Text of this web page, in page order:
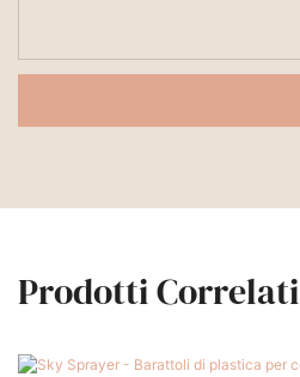
Prodotti Correlati